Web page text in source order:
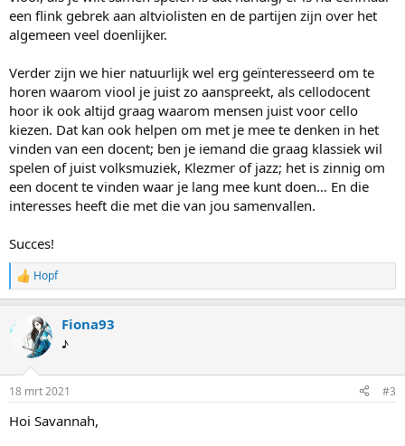
een flink gebrek aan altviolisten en de partijen zijn over het
algemeen veel doenlijker.
Verder zijn we hier natuurlijk wel erg geïnteresseerd om te
horen waarom viool je juist zo aanspreekt, als cellodocent
hoor ik ook altijd graag waarom mensen juist voor cello
kiezen. Dat kan ook helpen om met je mee te denken in het
vinden van een docent; ben je iemand die graag klassiek wil
spelen of juist volksmuziek, Klezmer of jazz; het is zinnig om
een docent te vinden waar je lang mee kunt doen… En die
interesses heeft die met die van jou samenvallen.
Succes!
W
a
r
n
e
Hopf
Fiona93
♪
18 mrt 2021 #3
Hoi Savannah,